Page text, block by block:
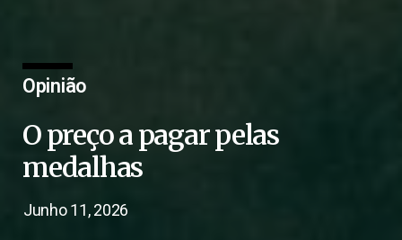
Opinião
O preço a pagar pelas
medalhas
Junho 11, 2026